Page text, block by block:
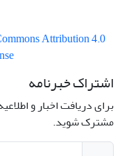
Attribution 4.0
اشتراک خبرنامه
برای دریافت اخبار و
مشترک شوید.